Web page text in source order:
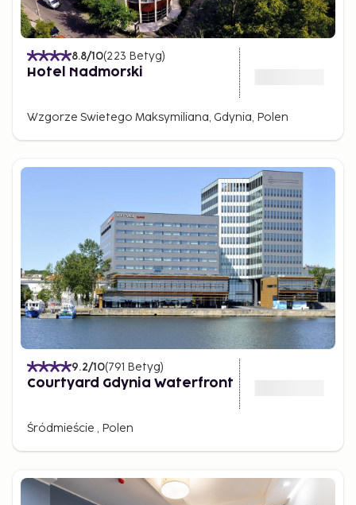
8.8/10(223 Betyg)
Hotel Nadmorski
Wzgorze Swietego Maksymiliana, Gdynia, Polen
9.2/10(791 Betyg)
Courtyard Gdynia Waterfront
Śródmieście , Polen